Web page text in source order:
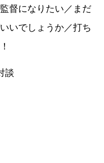
督になりたい／まだ
いでしょうか／打ち
談